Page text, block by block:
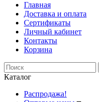
Главная
Доставка и оплата
Сертификаты
Личный кабинет
Контакты
Корзина
Каталог
Распродажа!